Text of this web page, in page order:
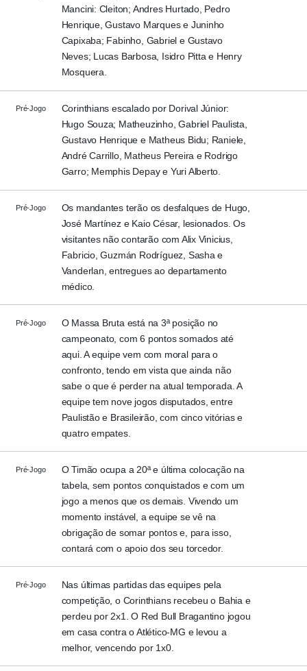
Mancini: Cleiton; Andres Hurtado, Pedro
Henrique, Gustavo Marques e Juninho
Capixaba; Fabinho, Gabriel e Gustavo
Neves; Lucas Barbosa, Isidro Pitta e Henry
Mosquera.
Pré-Jogo
Corinthians escalado por Dorival Júnior:
Hugo Souza; Matheuzinho, Gabriel Paulista,
Gustavo Henrique e Matheus Bidu; Raniele,
André Carrillo, Matheus Pereira e Rodrigo
Garro; Memphis Depay e Yuri Alberto.
Pré-Jogo
Os mandantes terão os desfalques de Hugo,
José Martínez e Kaio César, lesionados. Os
visitantes não contarão com Alix Vinicius,
Fabricio, Guzmán Rodríguez, Sasha e
Vanderlan, entregues ao departamento
médico.
Pré-Jogo
O Massa Bruta está na 3ª posição no
campeonato, com 6 pontos somados até
aqui. A equipe vem com moral para o
confronto, tendo em vista que ainda não
sabe o que é perder na atual temporada. A
equipe tem nove jogos disputados, entre
Paulistão e Brasileirão, com cinco vitórias e
quatro empates.
Pré-Jogo
O Timão ocupa a 20ª e última colocação na
tabela, sem pontos conquistados e com um
jogo a menos que os demais. Vivendo um
momento instável, a equipe se vê na
obrigação de somar pontos e, para isso,
contará com o apoio dos seu torcedor.
Pré-Jogo
Nas últimas partidas das equipes pela
competição, o Corinthians recebeu o Bahia e
perdeu por 2x1. O Red Bull Bragantino jogou
em casa contra o Atlético-MG e levou a
melhor, vencendo por 1x0.